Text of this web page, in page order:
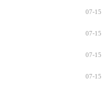
07-15
07-15
07-15
07-15